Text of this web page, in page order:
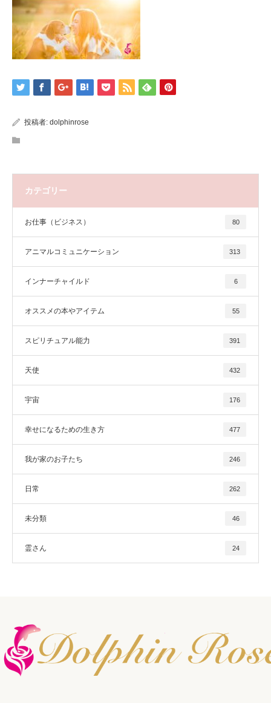
投稿者: dolphinrose
カテゴリー
お仕事（ビジネス） 80
アニマルコミュニケーション 313
インナーチャイルド 6
オススメの本やアイテム 55
スピリチュアル能力 391
天使 432
宇宙 176
幸せになるための生き方 477
我が家のお子たち 246
日常 262
未分類 46
霊さん 24